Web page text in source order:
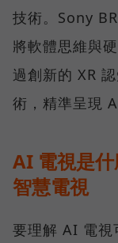
技術。Sony
將軟體思維與
過創新的 XR
術，精準呈現
AI 電視是
智慧電視
要理解 AI 電視